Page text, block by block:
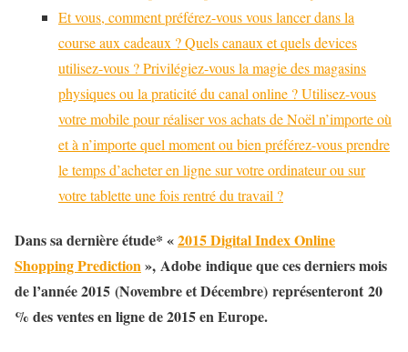
Et vous, comment préférez-vous vous lancer dans la
course aux cadeaux ? Quels canaux et quels devices
utilisez-vous ? Privilégiez-vous la magie des magasins
physiques ou la praticité du canal online ? Utilisez-vous
votre mobile pour réaliser vos achats de Noël n’importe où
et à n’importe quel moment ou bien préférez-vous prendre
le temps d’acheter en ligne sur votre ordinateur ou sur
votre tablette une fois rentré du travail ?
Dans sa dernière étude* «2015 Digital Index Online
Shopping Prediction», Adobe indique que ces derniers mois
de l’année 2015 (Novembre et Décembre) représenteront 20
% des ventes en ligne de 2015 en Europe.